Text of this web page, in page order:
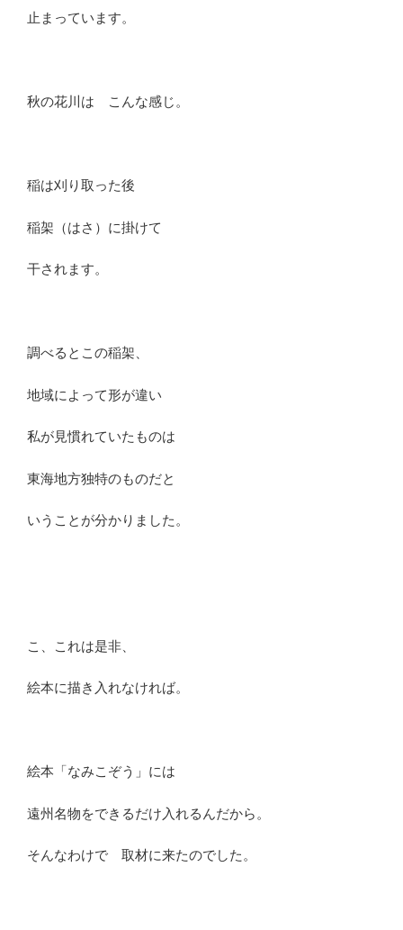
止まっています。
秋の花川は こんな感じ。
稲は刈り取った後
稲架（はさ）に掛けて
干されます。
調べるとこの稲架、
地域によって形が違い
私が見慣れていたものは
東海地方独特のものだと
いうことが分かりました。
こ、これは是非、
絵本に描き入れなければ。
絵本「なみこぞう」には
遠州名物をできるだけ入れるんだから。
そんなわけで 取材に来たのでした。